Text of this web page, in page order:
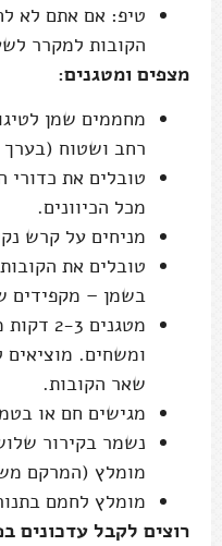
טיפ: אם אתם לא
הקובות למקרר
מצפים ומטגנים:
מחממים שמן
רחב ושטוח (בערך בגובה
טובלים את כדורי
מכל הכיוונים.
מניחים על קרש
טובלים את
בשמן – מקפידים
ומשחים. מוציאים
שאר הקובות.
מגישים חם או
נשמר בקירור
מומלץ (המרקם
מומלץ לחמם
רוצים לקבל עדכונים